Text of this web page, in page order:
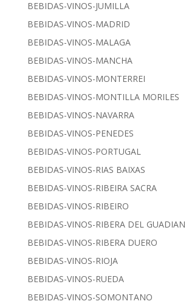
BEBIDAS-VINOS-JUMILLA
BEBIDAS-VINOS-MADRID
BEBIDAS-VINOS-MALAGA
BEBIDAS-VINOS-MANCHA
BEBIDAS-VINOS-MONTERREI
BEBIDAS-VINOS-MONTILLA MORILES
BEBIDAS-VINOS-NAVARRA
BEBIDAS-VINOS-PENEDES
BEBIDAS-VINOS-PORTUGAL
BEBIDAS-VINOS-RIAS BAIXAS
BEBIDAS-VINOS-RIBEIRA SACRA
BEBIDAS-VINOS-RIBEIRO
BEBIDAS-VINOS-RIBERA DEL GUADIAN
BEBIDAS-VINOS-RIBERA DUERO
BEBIDAS-VINOS-RIOJA
BEBIDAS-VINOS-RUEDA
BEBIDAS-VINOS-SOMONTANO